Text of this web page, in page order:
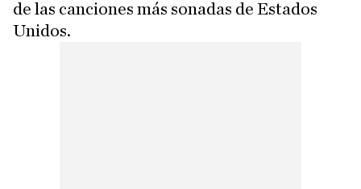
de las canciones más sonadas de Estados
Unidos.